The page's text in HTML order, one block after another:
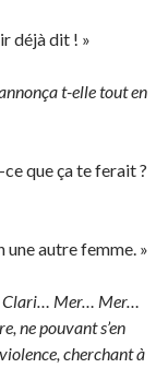
déjà dit ! »
t-elle tout en
que ça te ferait ?
une autre femme. »
Clari… Mer… Mer…
ne pouvant s’en
cherchant à